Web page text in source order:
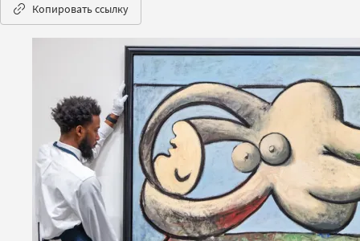
Копировать ссылку